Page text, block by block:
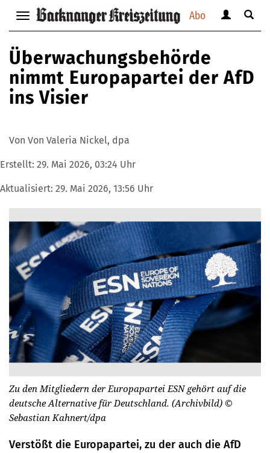
Abo
Navigation
anzeigen
verbergen
anzeigen
Suche
Überwachungsbehörde
nimmt Europapartei der AfD
ins Visier
Von Von Valeria Nickel, dpa
Erstellt: 29. Mai 2026, 03:24 Uhr
Aktualisiert: 29. Mai 2026, 13:56 Uhr
Zu den Mitgliedern der Europapartei ESN gehört auf die
deutsche Alternative für Deutschland. (Archivbild) ©
Sebastian Kahnert/dpa
Verstößt die Europapartei, zu der auch die AfD